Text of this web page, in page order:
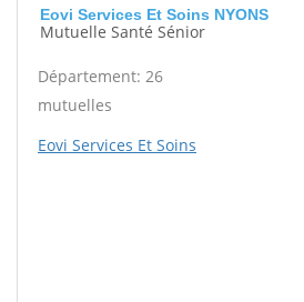
Eovi Services Et Soins NYONS
Mutuelle Santé Sénior
Département: 26
mutuelles
Eovi Services Et Soins